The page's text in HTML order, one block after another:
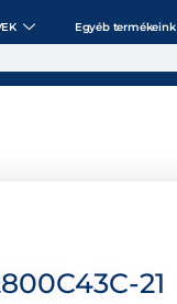
Egyéb termékeink
21